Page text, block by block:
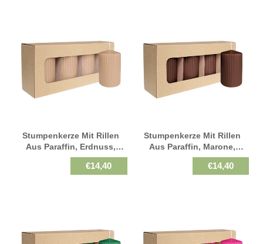
Stumpenkerze Mit Rillen
Aus Paraffin, Erdnuss,
WENZEL, 130/70 Mm,
Brenndauer Ca. 57h,
€14,40
Stumpenkerze Mit Rillen
Aus Paraffin, Marone,
WENZEL, 130/70 Mm,
Brenndauer Ca. 57h,
€14,40